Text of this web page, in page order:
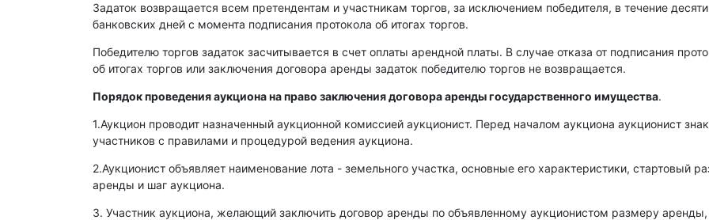
Задаток возвращается всем претендентам и участникам торгов, за исключением победителя, в течение десяти
банковских дней с момента подписания протокола об итогах торгов.
Победителю торгов задаток засчитывается в счет оплаты арендной платы. В случае отказа от подписания
об итогах торгов или заключения договора аренды задаток победителю торгов не возвращается.
Порядок проведения аукциона на право заключения договора аренды государственного имущества.
1.Аукцион проводит назначенный аукционной комиссией аукционист. Перед началом аукциона аукционист
участников с правилами и процедурой ведения аукциона.
2.Аукционист объявляет наименование лота - земельного участка, основные его характеристики, стартовый
аренды и шаг аукциона.
3. Участник аукциона, желающий заключить договор аренды по объявленному аукционистом размеру аренды,